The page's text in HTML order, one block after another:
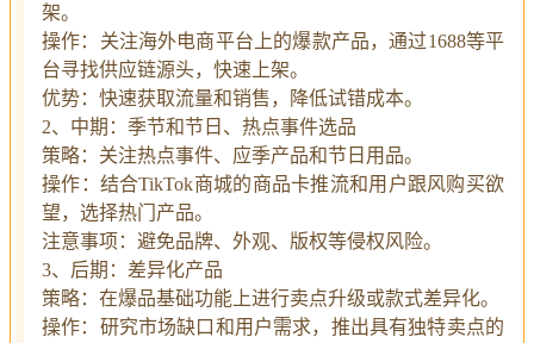
架。
操作：关注海外电商平台上的爆款产品，通过1688等平
台寻找供应链源头，快速上架。
优势：快速获取流量和销售，降低试错成本。
2、中期：季节和节日、热点事件选品
策略：关注热点事件、应季产品和节日用品。
操作：结合TikTok商城的商品卡推流和用户跟风购买欲
望，选择热门产品。
注意事项：避免品牌、外观、版权等侵权风险。
3、后期：差异化产品
策略：在爆品基础功能上进行卖点升级或款式差异化。
操作：研究市场缺口和用户需求，推出具有独特卖点的